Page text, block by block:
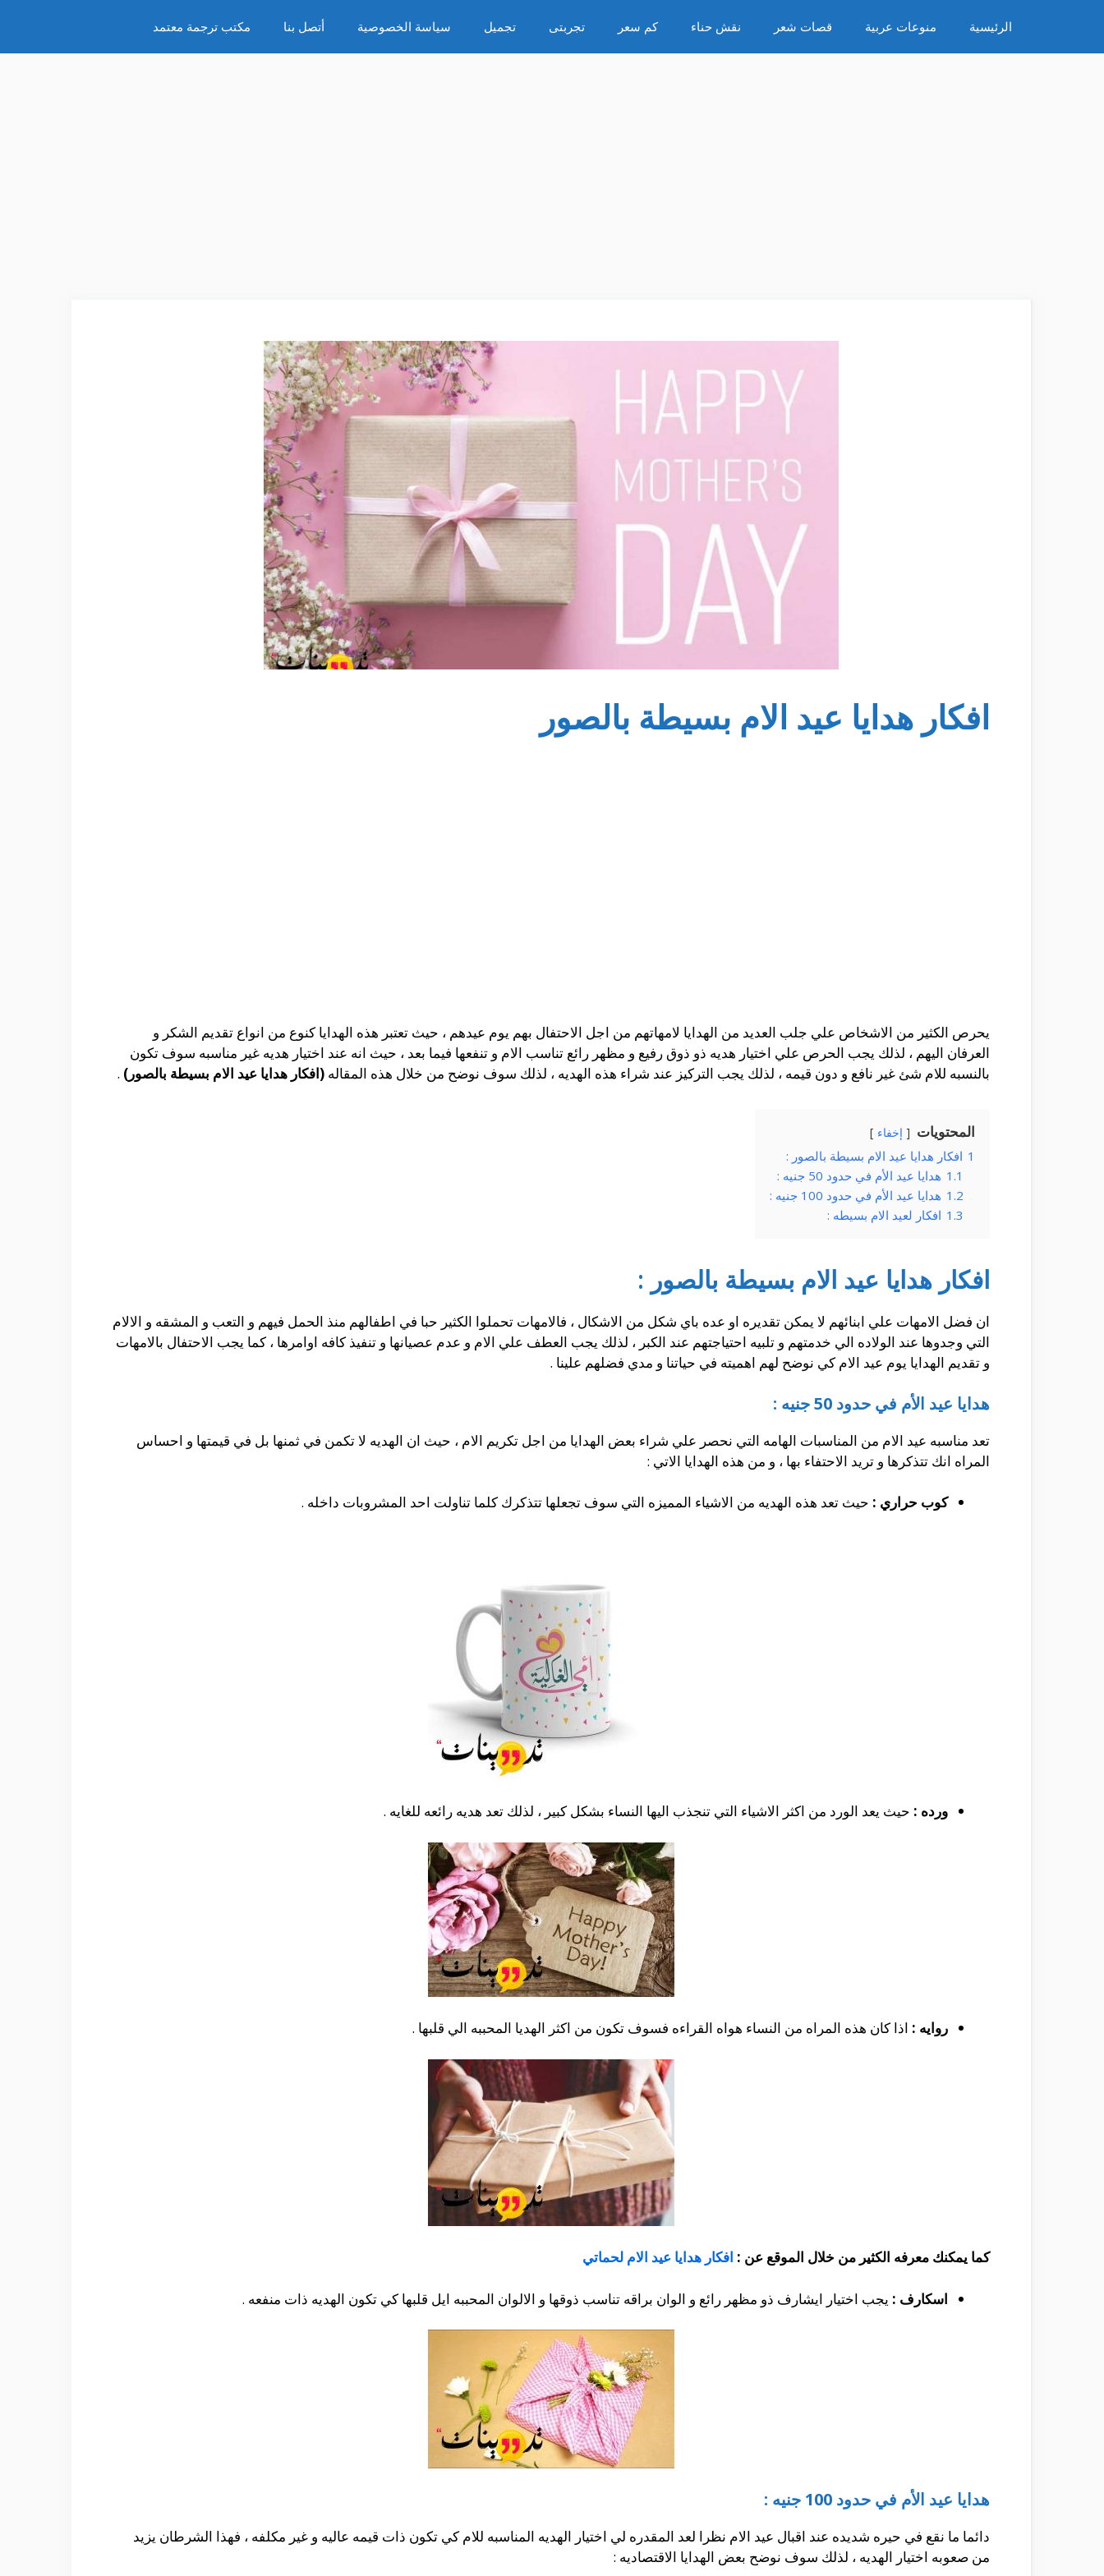
المحتوى
الرئيسية منوعات عربية قصات شعر نقش حناء كم سعر تجربتى تجميل سياسة الخصوصية أتصل بنا مكتب ترجمة معتمد
افكار هدايا عيد الام بسيطة بالصور
يحرص الكثير من الاشخاص علي جلب العديد من الهدايا لامهاتهم من اجل الاحتفال بهم يوم عيدهم ، حيث تعتبر هذه الهدايا كنوع من انواع تقديم الشكر و
العرفان اليهم ، لذلك يجب الحرص علي اختيار هديه ذو ذوق رفيع و مظهر رائع تناسب الام و تنفعها فيما بعد ، حيث انه عند اختيار هديه غير مناسبه سوف تكون
بالنسبه للام شئ غير نافع و دون قيمه ، لذلك يجب التركيز عند شراء هذه الهديه ، لذلك سوف نوضح من خلال هذه المقاله (افكار هدايا عيد الام بسيطة بالصور) .
المحتويات إخفاء
1 افكار هدايا عيد الام بسيطة بالصور :
1.1 هدايا عيد الأم في حدود 50 جنيه :
1.2 هدايا عيد الأم في حدود 100 جنيه :
1.3 افكار لعيد الام بسيطه :
افكار هدايا عيد الام بسيطة بالصور :
ان فضل الامهات علي ابنائهم لا يمكن تقديره او عده باي شكل من الاشكال ، فالامهات تحملوا الكثير حبا في اطفالهم منذ الحمل فيهم و التعب و المشقه و الالام
التي وجدوها عند الولاده الي خدمتهم و تلبيه احتياجتهم عند الكبر ، لذلك يجب العطف علي الام و عدم عصيانها و تنفيذ كافه اوامرها ، كما يجب الاحتفال بالامهات
و تقديم الهدايا يوم عيد الام كي نوضح لهم اهميته في حياتنا و مدي فضلهم علينا .
هدايا عيد الأم في حدود 50 جنيه :
تعد مناسبه عيد الام من المناسبات الهامه التي نحصر علي شراء بعض الهدايا من اجل تكريم الام ، حيث ان الهديه لا تكمن في ثمنها بل في قيمتها و احساس
المراه انك تتذكرها و تريد الاحتفاء بها ، و من هذه الهدايا الاتي :
كوب حراري : حيث تعد هذه الهديه من الاشياء المميزه التي سوف تجعلها تتذكرك كلما تناولت احد المشروبات داخله .
ورده : حيث يعد الورد من اكثر الاشياء التي تنجذب اليها النساء بشكل كبير ، لذلك تعد هديه رائعه للغايه .
روايه : اذا كان هذه المراه من النساء هواه القراءه فسوف تكون من اكثر الهديا المحببه الي قلبها .
كما يمكنك معرفه الكثير من خلال الموقع عن : افكار هدايا عيد الام لحماتي
اسكارف : يجب اختيار ايشارف ذو مظهر رائع و الوان براقه تناسب ذوقها و الالوان المحببه ايل قلبها كي تكون الهديه ذات منفعه .
هدايا عيد الأم في حدود 100 جنيه :
دائما ما نقع في حيره شديده عند اقبال عيد الام نظرا لعد المقدره لي اختيار الهديه المناسبه للام كي تكون ذات قيمه عاليه و غير مكلفه ، فهذا الشرطان يزيد
من صعوبه اختيار الهديه ، لذلك سوف نوضح بعض الهدايا الاقتصاديه :